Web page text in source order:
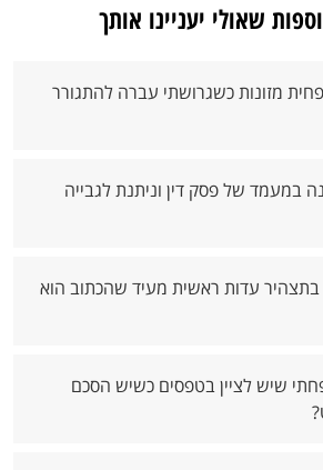
שאולי יעניינו אותך
מזונות כשגרושתי עברה להתגורר
במעמד של פסק דין וניתנת לגבייה
עדות ראשית מעיד שהכתוב הוא
שיש לציין בטפסים כשיש הסכם